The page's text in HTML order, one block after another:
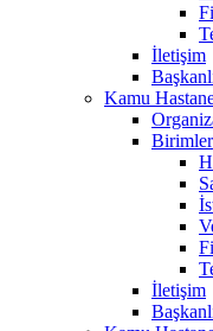
İletişim
Kamu
Birimler
İletişim